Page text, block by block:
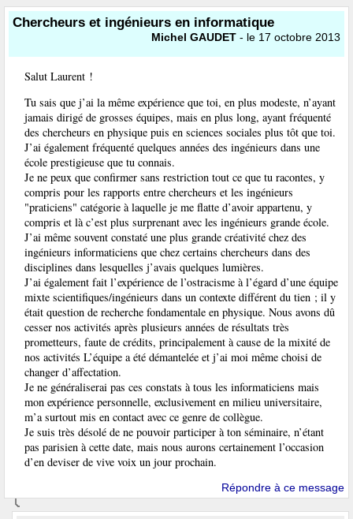
Chercheurs et ingénieurs en informatique
Michel GAUDET - le 17 octobre 2013
Salut Laurent !
Tu sais que j’ai la même expérience que toi, en plus modeste, n’ayant
jamais dirigé de grosses équipes, mais en plus long, ayant fréquenté
des chercheurs en physique puis en sciences sociales plus tôt que toi.
J’ai également fréquenté quelques années des ingénieurs dans une
école prestigieuse que tu connais.
Je ne peux que confirmer sans restriction tout ce que tu racontes, y
compris pour les rapports entre chercheurs et les ingénieurs
"praticiens" catégorie à laquelle je me flatte d’avoir appartenu, y
compris et là c’est plus surprenant avec les ingénieurs grande école.
J’ai même souvent constaté une plus grande créativité chez des
ingénieurs informaticiens que chez certains chercheurs dans des
disciplines dans lesquelles j’avais quelques lumières.
J’ai également fait l’expérience de l’ostracisme à l’égard d’une équipe
mixte scientifiques/ingénieurs dans un contexte différent du tien ; il y
était question de recherche fondamentale en physique. Nous avons dû
cesser nos activités après plusieurs années de résultats très
prometteurs, faute de crédits, principalement à cause de la mixité de
nos activités L’équipe a été démantelée et j’ai moi même choisi de
changer d’affectation.
Je ne généraliserai pas ces constats à tous les informaticiens mais
mon expérience personnelle, exclusivement en milieu universitaire,
m’a surtout mis en contact avec ce genre de collègue.
Je suis très désolé de ne pouvoir participer à ton séminaire, n’étant
pas parisien à cette date, mais nous aurons certainement l’occasion
d’en deviser de vive voix un jour prochain.
Répondre à ce message